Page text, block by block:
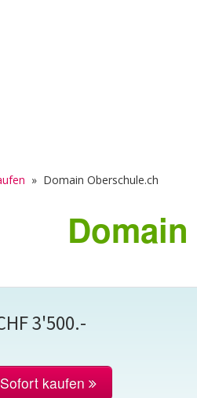
» Domain Oberschule.ch
3'500.-
Sofort kaufen